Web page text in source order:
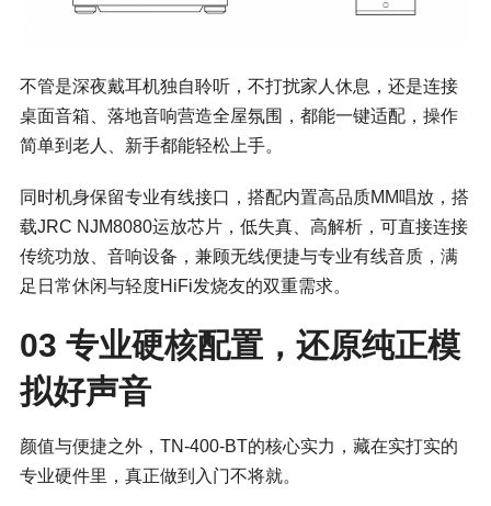
不管是深夜戴耳机独自聆听，不打扰家人休息，还是连接
桌面音箱、落地音响营造全屋氛围，都能一键适配，操作
简单到老人、新手都能轻松上手。
同时机身保留专业有线接口，搭配内置高品质MM唱放，搭
载JRC NJM8080运放芯片，低失真、高解析，可直接连接
传统功放、音响设备，兼顾无线便捷与专业有线音质，满
足日常休闲与轻度HiFi发烧友的双重需求。
03 专业硬核配置，还原纯正模
拟好声音
颜值与便捷之外，TN-400-BT的核心实力，藏在实打实的
专业硬件里，真正做到入门不将就。